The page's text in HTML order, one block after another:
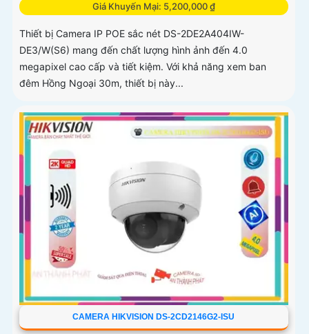
Giá Khuyến Mại: 5,200,000 ₫
Thiết bị Camera IP POE sắc nét DS-2DE2A404IW-
DE3/W(S6) mang đến chất lượng hình ảnh đến 4.0
megapixel cao cấp và tiết kiệm. Với khả năng xem ban
đêm Hồng Ngoại 30m, thiết bị này...
CAMERA HIKVISION DS-2CD2146G2-ISU